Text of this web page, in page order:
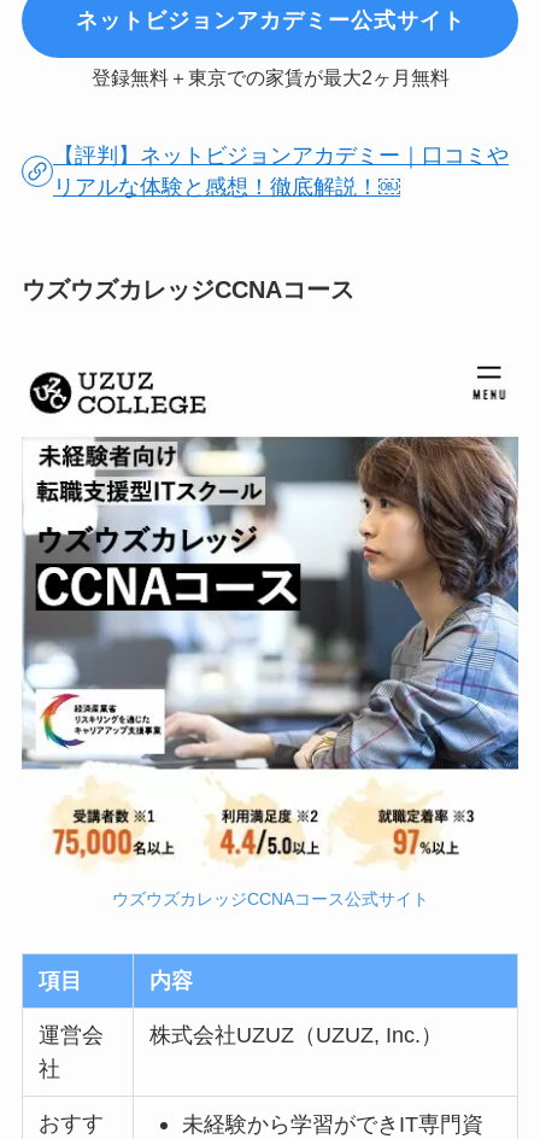
ネットビジョンアカデミー公式サイト
登録無料＋東京での家賃が最大2ヶ月無料
【評判】ネットビジョンアカデミー｜口コミや
リアルな体験と感想！徹底解説！￼
ウズウズカレッジCCNAコース
ウズウズカレッジCCNAコース公式サイト
項目 内容
運営会
社
株式会社UZUZ（UZUZ, Inc.）
おすす
未経験から学習ができIT専門資